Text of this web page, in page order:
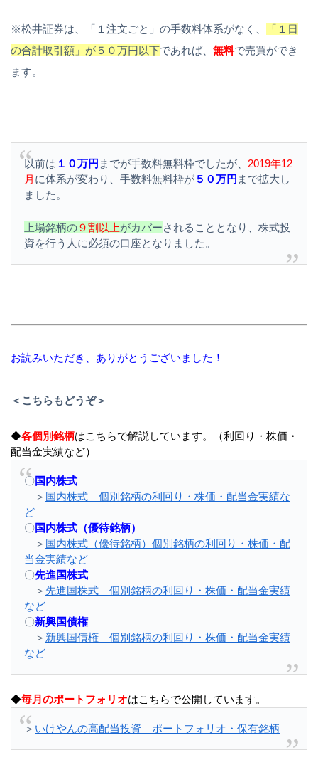
※松井証券は、「１注文ごと」の手数料体系がなく、
「１日
の合計取引額」が５０万円以下であれば、 無料で売買ができ
ます。
以前は １０万円 までが手数料無料枠でしたが、 2019年12
月 に体系が変わり、手数料無料枠が５０万円 まで拡大し
ました。
上場銘柄の９割以上がカバーされることとなり、株式投
資を行う人に必須の口座となりました。
お読みいただき、ありがとうございました！
＜こちらもどうぞ＞
◆各個別銘柄はこちらで解説しています。（利回り・株価・
配当金実績など）
〇国内株式
＞ 国内株式 個別銘柄の利回り・株価・配当金実績な
ど
〇国内株式（優待銘柄）
＞ 国内株式（優待銘柄）個別銘柄の利回り・株価・配
当金実績など
〇先進国株式
＞ 先進国株式 個別銘柄の利回り・株価・配当金実績
など
〇新興国債権
＞ 新興国債権 個別銘柄の利回り・株価・配当金実績
など
◆毎月のポートフォリオはこちらで公開しています。
＞ いけやんの高配当投資 ポートフォリオ・保有銘柄